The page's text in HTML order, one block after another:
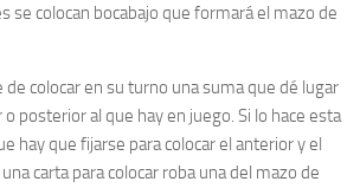
se colocan bocabajo que formará el mazo de
de colocar en su turno una suma que dé lugar
posterior al que hay en juego. Si lo hace esta
hay que fijarse para colocar el anterior y el
carta para colocar roba una del mazo de